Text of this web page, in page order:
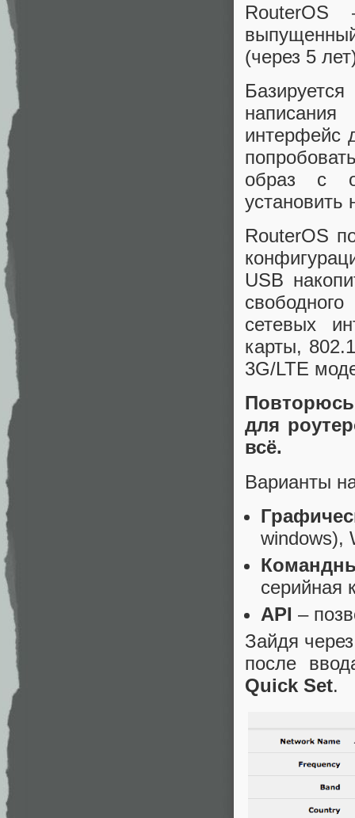
RouterOS
(через 5
интерфейс
образ с
RouterOS
USB
сетевых
карты,
3G/LTE
для
всё.
Варианты
windows),
серийная
API –
Зайдя
после
Quick Set.